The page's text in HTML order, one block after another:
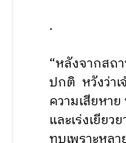
.
“หลังจากสถ
ปกติ หวังว่าเ
ความเสียหา
และเร่งเยีย